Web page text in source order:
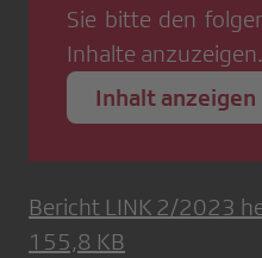
Sie bitte den
Inhalte anzuzeigen.
Inhalt anzeigen
Bericht LINK 2/2023
155,8 KB